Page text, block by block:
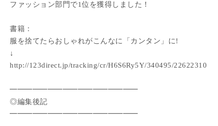
ファッション部門で1位を獲得しました！
書籍：
服を捨てたらおしゃれがこんなに「カンタン」に!
↓
http://123direct.jp/tracking/cr/H6S6Ry5Y/340495/22622310
━━━━━━━━━━━━━━━━━
◎編集後記
━━━━━━━━━━━━━━━━━